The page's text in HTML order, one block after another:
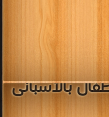
بالأسبانى